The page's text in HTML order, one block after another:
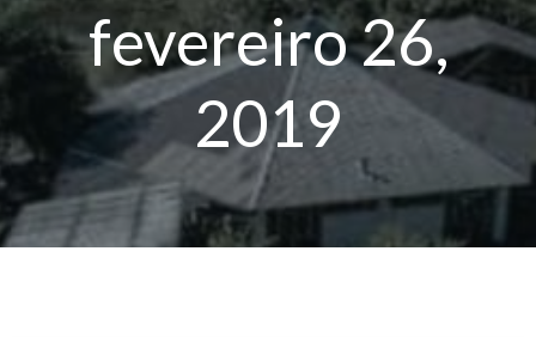
fevereiro 26,
2019